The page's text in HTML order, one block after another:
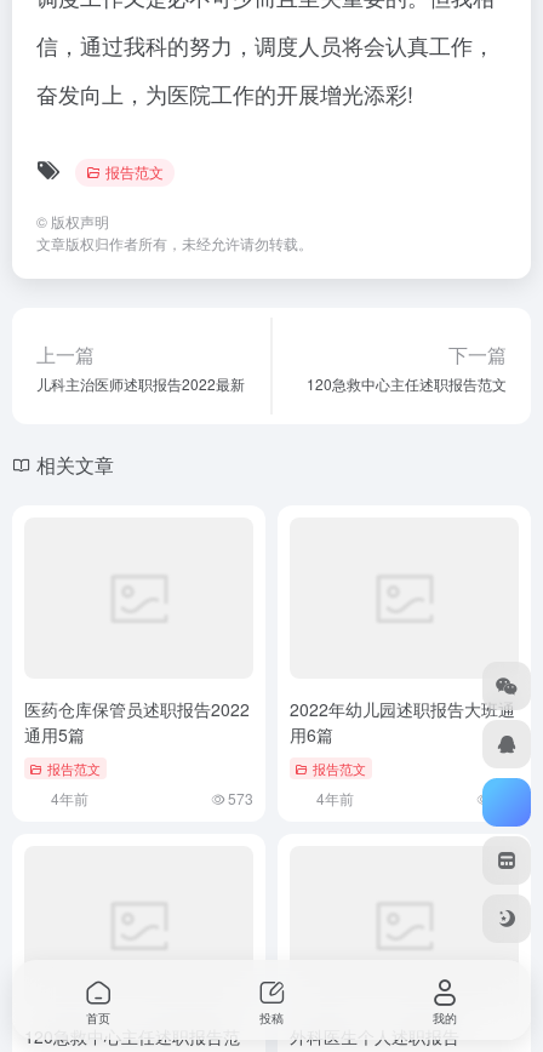
信，通过我科的努力，调度人员将会认真工作，
奋发向上，为医院工作的开展增光添彩!
报告范文
© 版权声明
文章版权归作者所有，未经允许请勿转载。
上一篇
儿科主治医师述职报告2022最新
下一篇
120急救中心主任述职报告范文
相关文章
医药仓库保管员述职报告2022
通用5篇
报告范文
4年前 573
2022年幼儿园述职报告大班通
用6篇
报告范文
4年前
120急救中心主任述职报告范
外科医生个人述职报告
首页 投稿 我的